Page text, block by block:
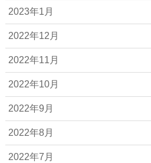
2023年1月
2022年12月
2022年11月
2022年10月
2022年9月
2022年8月
2022年7月